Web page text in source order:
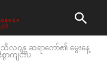
လဝန္တ ဆရာတော်၏ မွေးနေ့
ကျင်းပ